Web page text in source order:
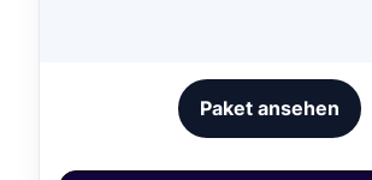
Paket ansehen